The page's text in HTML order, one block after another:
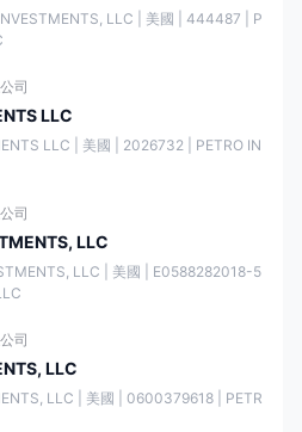
者提供了擴大交易頭寸的機會，可能會
槓桿作用，交易者可以以相對較小的投
他們的交易潛力並使他們的策略多樣
行事並採用有效的風險管理技術很重
加對市場波動和潛在波動的敞口。
點差和佣金。 澤匯資本根據交易賬戶的
戶不收取任何佣金，並提供從 0.3 點起
從 0.0 點開始。但是，重要的是要注意
賬戶對每一方收取高達每手 3.50 美元的
美元起的佣金。相比之下，專業賬戶不
LLC | 美國 | 444487 | P
司
LLC
LLC | 美國 | 2026732 | PETRO IN
司
LLC
LLC | 美國 | E0588282018-5
司
LLC
LLC | 美國 | 0600379618 | PETR